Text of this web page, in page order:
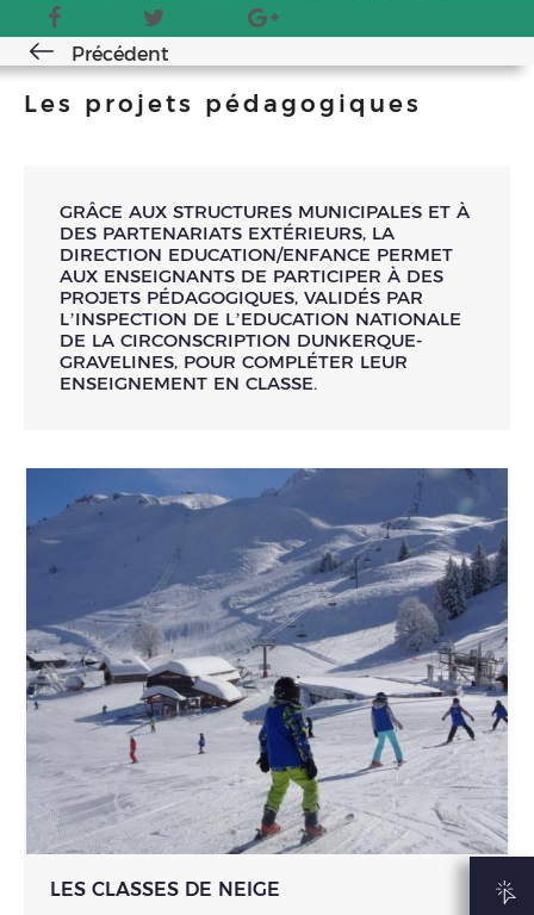
Précédent
Les projets pédagogiques
GRÂCE AUX STRUCTURES MUNICIPALES ET À
DES PARTENARIATS EXTÉRIEURS, LA
DIRECTION EDUCATION/ENFANCE PERMET
AUX ENSEIGNANTS DE PARTICIPER À DES
PROJETS PÉDAGOGIQUES, VALIDÉS PAR
L’INSPECTION DE L’EDUCATION NATIONALE
DE LA CIRCONSCRIPTION DUNKERQUE-
GRAVELINES, POUR COMPLÉTER LEUR
ENSEIGNEMENT EN CLASSE.
LES CLASSES DE NEIGE